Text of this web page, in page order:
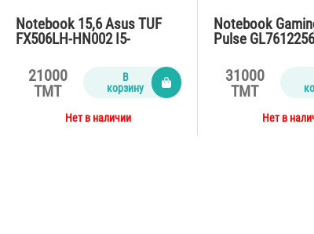
Notebook 15,6 Asus TUF
FX506LH-HN002 I5-
A Geforce GTX 1650
4Gb/48W /without OS
21000
TMT
В
корзину
Нет в наличии
Notebook
Pulse
RTX3070 8Gb /
31000
TMT
Нет в